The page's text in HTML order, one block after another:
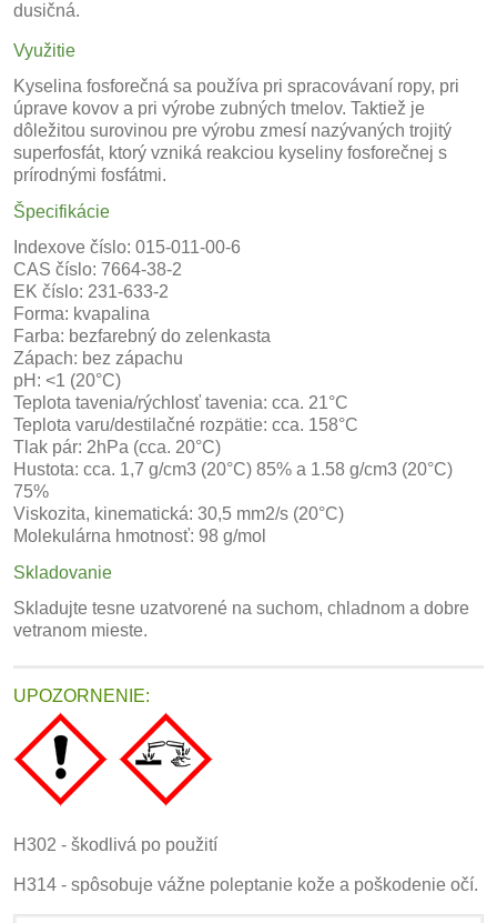
dusičná.
Využitie
Kyselina fosforečná sa používa pri spracovávaní ropy, pri
úprave kovov a pri výrobe zubných tmelov. Taktiež je
dôležitou surovinou pre výrobu zmesí nazývaných trojitý
superfosfát, ktorý vzniká reakciou kyseliny fosforečnej s
prírodnými fosfátmi.
Špecifikácie
Indexove číslo: 015-011-00-6
CAS číslo: 7664-38-2
EK číslo: 231-633-2
Forma: kvapalina
Farba: bezfarebný do zelenkasta
Zápach: bez zápachu
pH: <1 (20°C)
Teplota tavenia/rýchlosť tavenia: cca. 21°C
Teplota varu/destilačné rozpätie: cca. 158°C
Tlak pár: 2hPa (cca. 20°C)
Hustota: cca. 1,7 g/cm3 (20°C) 85% a 1.58 g/cm3 (20°C)
75%
Viskozita, kinematická: 30,5 mm2/s (20°C)
Molekulárna hmotnosť: 98 g/mol
Skladovanie
Skladujte tesne uzatvorené na suchom, chladnom a dobre
vetranom mieste.
UPOZORNENIE:
H302 - škodlivá po použití
H314 - spôsobuje vážne poleptanie kože a poškodenie očí.